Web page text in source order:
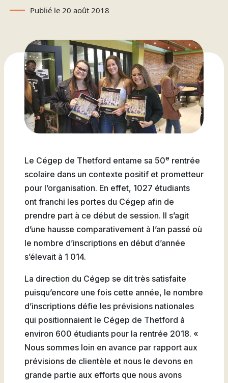
Basketball
Baseball
Soccer
Volleyball
Natation
Badminton
Flag
Football
Filons
Actualités
Boutique
Partenaires
Foire aux
Nous
joindre
Stationnement
de Thetford et de
Lotbinière
Nos partenaires
Les Presses du Cégep
Cégépiens d’exception
Nouvelles
Nous joindre
collégiales
Stages en alternance
travail-études
À propos de la formation
générale
Annuaire des
programmes (PDF)
Activités sportives
Planifie ta rentrée
Coûts à prévoir
Foire aux questions
(FAQ)
Viens discuter avec nous
Expériences et
témoignages
Foire aux questions de
l’international (FAQ)
Publié le 20 août 2018
Le Cégep de Thetford entame sa 50e rentrée
scolaire dans un contexte positif et prometteur
pour l’organisation. En effet, 1027 étudiants
ont franchi les portes du Cégep afin de
prendre part à ce début de session. Il s’agit
d’une hausse comparativement à l’an passé où
le nombre d’inscriptions en début d’année
s’élevait à 1 014.
La direction du Cégep se dit très satisfaite
puisqu’encore une fois cette année, le nombre
d’inscriptions défie les prévisions nationales
qui positionnaient le Cégep de Thetford à
environ 600 étudiants pour la rentrée 2018. «
Nous sommes loin en avance par rapport aux
prévisions de clientèle et nous le devons en
grande partie aux efforts que nous avons